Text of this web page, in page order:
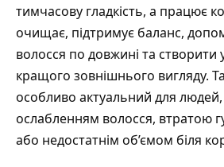
тимчасову гладкість, а працює
очищає, підтримує баланс,
волосся по довжині та створити
кращого зовнішнього вигляду.
особливо актуальний для людей,
ослабленням волосся, втратою
або недостатнім об’ємом біля